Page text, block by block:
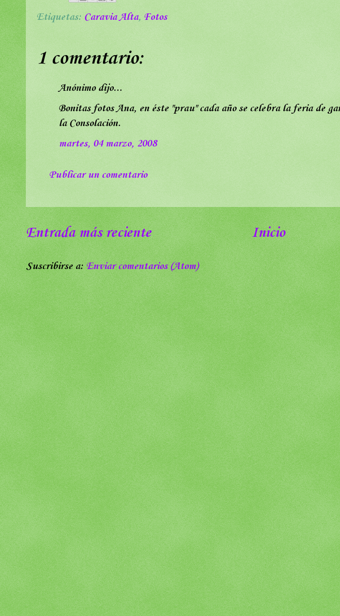
Etiquetas: Caravia Alta, Fotos
1 comentario:
Anónimo dijo...
Bonitas fotos Ana, en éste "prau" cada año se celebra la feria de
la Consolación.
martes, 04 marzo, 2008
Publicar un comentario
Entrada más reciente Inicio
Suscribirse a:Enviar comentarios (Atom)